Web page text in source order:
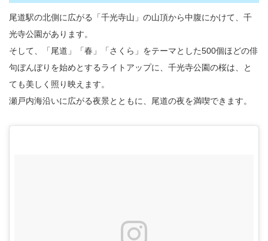
尾道駅の北側に広がる「千光寺山」の山頂から中腹にかけて、千
光寺公園があります。
そして、「尾道」「春」「さくら」をテーマとした500個ほどの俳
句ぼんぼりを始めとするライトアップに、千光寺公園の桜は、と
ても美しく照り映えます。
瀬戸内海沿いに広がる夜景とともに、尾道の夜を満喫できます。